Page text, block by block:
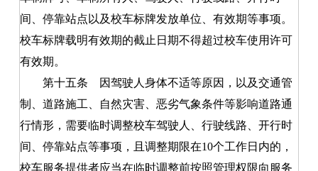
间、停靠站点以及校车标牌发放单位、有效期等事项。
校车标牌载明有效期的截止日期不得超过校车使用许可
有效期。
第十五条 因驾驶人身体不适等原因，以及交通管
制、道路施工、自然灾害、恶劣气象条件等影响道路通
行情形，需要临时调整校车驾驶人、行驶线路、开行时
间、停靠站点等事项，且调整期限在10个工作日内的，
校车服务提供者应当在临时调整前按照管理权限向服务